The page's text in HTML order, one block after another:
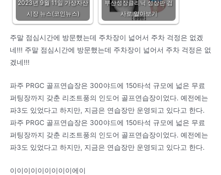
2023년 9월 11일 가상자산
시장 뉴스(코인뉴스)
부산성장클리닉 성장판 검
사로 알아보기
주말 점심시간에 방문했는데 주차장이 넓어서 주차 걱정은 없겠
네!!! 주말 점심시간에 방문했는데 주차장이 넓어서 주차 걱정은 없
겠네!!!
파주 PRGC 골프연습장은 300야드에 150타석 규모에 넓은 무료
퍼팅장까지 갖춘 리조트풍의 인도어 골프연습장이었다. 예전에는
파3도 있었다고 하지만, 지금은 연습장만 운영되고 있다고 한다.
파주 PRGC 골프연습장은 300야드에 150타석 규모에 넓은 무료
퍼팅장까지 갖춘 리조트풍의 인도어 골프연습장이었다. 예전에는
파3도 있었다고 하지만, 지금은 연습장만 운영되고 있다고 한다.
이이이이이이이이이에이